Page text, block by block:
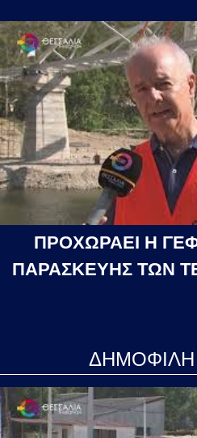
ΠΡΟΧΩΡΑΕΙ Η
ΠΑΡΑΣΚΕΥΗΣ ΤΩΝ
ΔΗΜΟΦΙΛΗ